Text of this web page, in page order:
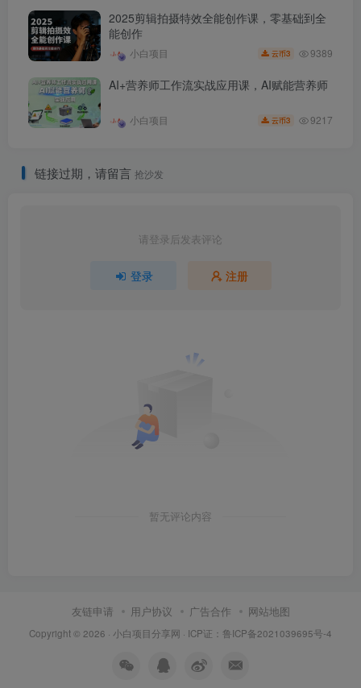
2025剪辑拍摄特效全能创作课，零基础到全
能创作
小白项目 云币3 9389
AI+营养师工作流实战应用课，AI赋能营养师
小白项目 云币3 9217
链接过期，请留言 抢沙发
请登录后发表评论
登录 注册
暂无评论内容
友链申请 用户协议 广告合作 网站地图
Copyright © 2026 · 小白项目分享网 · ICP证： 鲁ICP备2021039695号-4